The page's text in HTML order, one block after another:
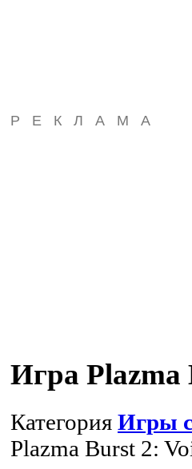
РЕКЛАМА
Игра Plazma
Категория Игры
Plazma Burst 2: